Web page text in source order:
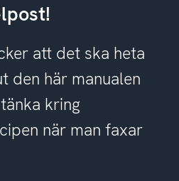
att det ska heta
den här manualen
kring
när man faxar